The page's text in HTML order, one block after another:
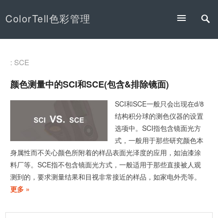
ColorTell色彩管理
: SCE
颜色测量中的SCI和SCE(包含&排除镜面)
SCI和SCE一般只会出现在d/8
结构积分球的测色仪器的设置
选项中。SCI指包含镜面光方
式，一般用于那些研究颜色本
身属性而不关心颜色所附着的样品表面光泽度的应用，如油漆涂
料厂等。SCE指不包含镜面光方式，一般适用于那些直接被人观
测到的，要求测量结果和目视非常接近的样品，如家电外壳等。
更多 »